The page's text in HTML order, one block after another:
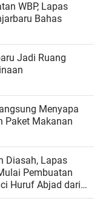
WBP, Lapas
Bahas
Jadi Ruang
Menyapa
Paket Makanan
Diasah, Lapas
Pembuatan
Huruf Abjad dari